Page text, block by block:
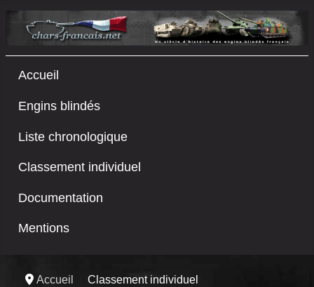
Accueil
Engins blindés
Liste chronologique
Classement individuel
Documentation
Mentions
Accueil
Classement individuel